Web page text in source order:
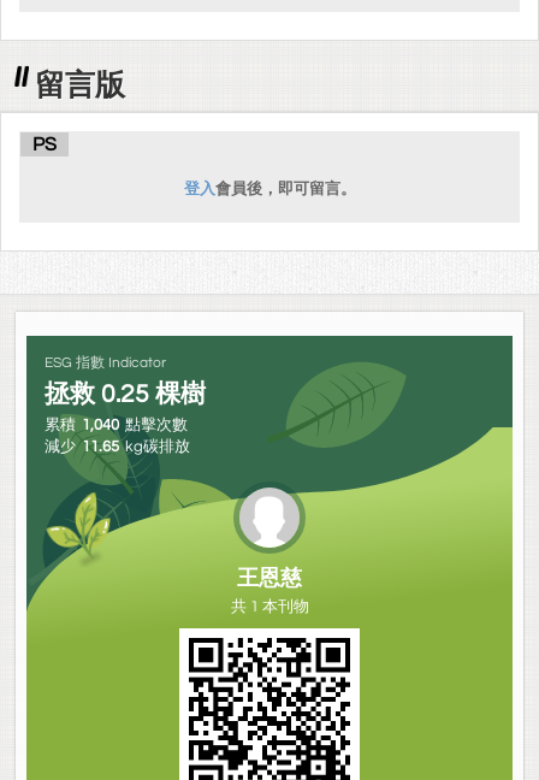
留言版
PS
登入會員後，即可留言。
ESG 指數 Indicator
拯救 0.25 棵樹
累積 1,040 點擊次數
減少 11.65 kg碳排放
王恩慈
共 1 本刊物